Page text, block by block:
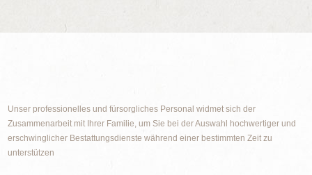
Unser professionelles und fürsorgliches Personal widmet sich der
Zusammenarbeit mit Ihrer Familie, um Sie bei der Auswahl hochwertiger und
erschwinglicher Bestattungsdienste während einer bestimmten Zeit zu
unterstützen